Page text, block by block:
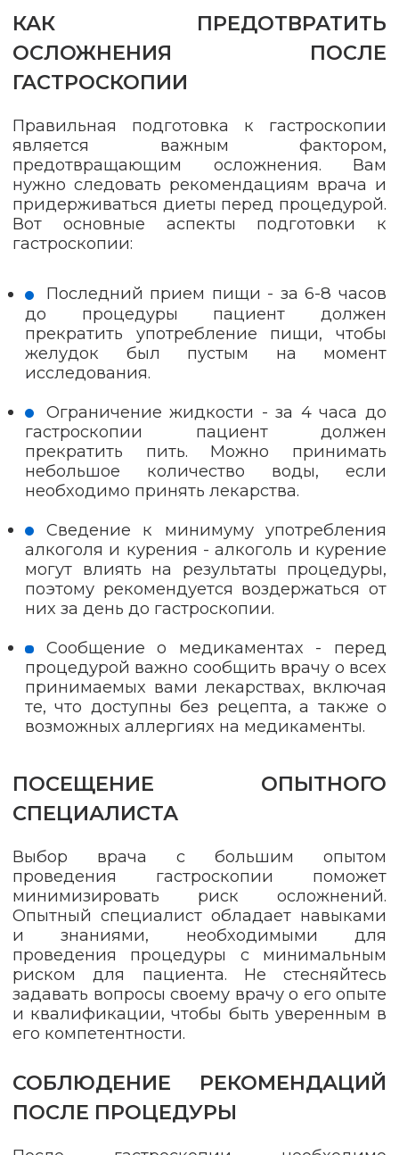
КАК ПРЕДОТВРАТИТЬ
ОСЛОЖНЕНИЯ ПОСЛЕ
ГАСТРОСКОПИИ
Правильная подготовка к гастроскопии
является важным фактором,
предотвращающим осложнения. Вам
нужно следовать рекомендациям врача и
придерживаться диеты перед процедурой.
Вот основные аспекты подготовки к
гастроскопии:
Последний прием пищи - за 6-8 часов
до процедуры пациент должен
прекратить употребление пищи, чтобы
желудок был пустым на момент
исследования.
Ограничение жидкости - за 4 часа до
гастроскопии пациент должен
прекратить пить. Можно принимать
небольшое количество воды, если
необходимо принять лекарства.
Сведение к минимуму употребления
алкоголя и курения - алкоголь и курение
могут влиять на результаты процедуры,
поэтому рекомендуется воздержаться от
них за день до гастроскопии.
Сообщение о медикаментах - перед
процедурой важно сообщить врачу о всех
принимаемых вами лекарствах, включая
те, что доступны без рецепта, а также о
возможных аллергиях на медикаменты.
ПОСЕЩЕНИЕ ОПЫТНОГО
СПЕЦИАЛИСТА
Выбор врача с большим опытом
проведения гастроскопии поможет
минимизировать риск осложнений.
Опытный специалист обладает навыками
и знаниями, необходимыми для
проведения процедуры с минимальным
риском для пациента. Не стесняйтесь
задавать вопросы своему врачу о его опыте
и квалификации, чтобы быть уверенным в
его компетентности.
СОБЛЮДЕНИЕ РЕКОМЕНДАЦИЙ
ПОСЛЕ ПРОЦЕДУРЫ